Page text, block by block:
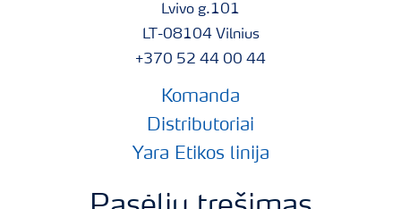
Lvivo g.101
LT-08104 Vilnius
+370 52 44 00 44
Komanda
Distributoriai
Yara Etikos linija